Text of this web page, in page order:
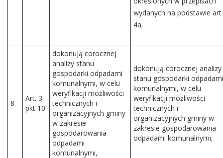
wydanych na podstawie art.
4a;
8.
Art. 3
pkt 10
dokonują corocznej
analizy stanu
gospodarki odpadami
komunalnymi, w celu
weryfikacji możliwości
technicznych i
organizacyjnych gminy
w zakresie
gospodarowania
odpadami
komunalnymi,
dokonują corocznej analizy
stanu gospodarki odpadami
komunalnymi, w celu
weryfikacji możliwości
technicznych i
organizacyjnych gminy w
zakresie gospodarowania
odpadami komunalnymi,